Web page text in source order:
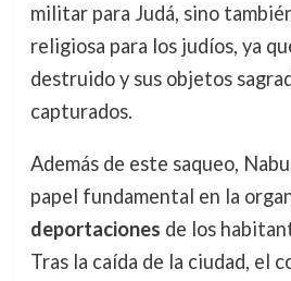
militar para Judá, sino
religiosa para los judíos, ya
destruido y sus objetos
capturados.
Además de este saqueo,
papel fundamental en la
deportaciones de los
Tras la caída de la ciudad, el